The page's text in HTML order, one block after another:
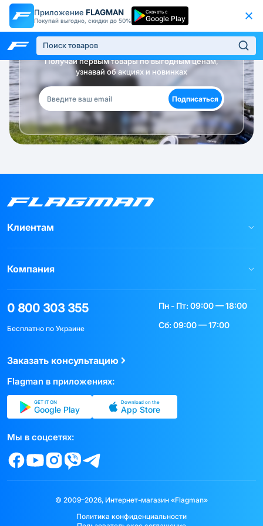
Приложение FLAGMAN
Покупай выгодно, скидки до 50%
Скачать с
Google Play
Будь в курсе!
Получай первым товары по выгодным ценам,
узнавай об акциях и новинках
Подписаться
Клиентам
Компания
0 800 303 355
Бесплатно по Украине
Пн - Пт: 09:00 — 18:00
Сб: 09:00 — 17:00
Заказать консультацию
Flagman в приложениях:
GET IT ON
Google Play
Download on the
App Store
Мы в соцсетях:
© 2009–2026, Интернет-магазин «Flagman»
Политика конфиденциальности